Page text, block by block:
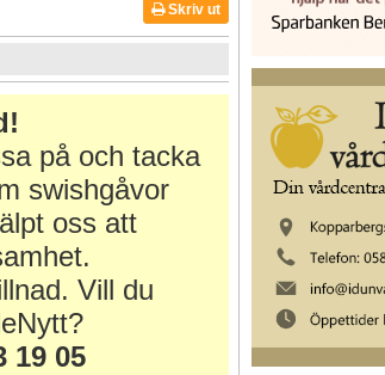
Skriv ut
på och tacka
swishgåvor
oss att
Vill du
19 05